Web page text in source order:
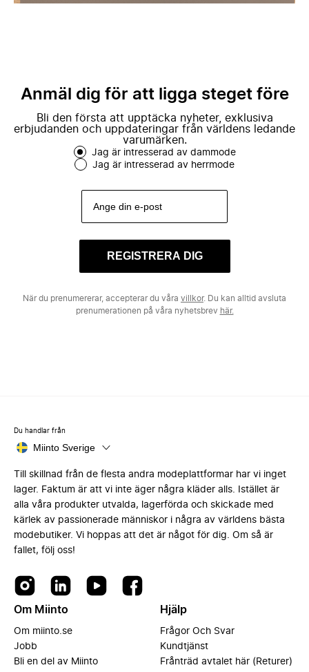
Anmäl dig för att ligga steget före
Bli den första att upptäcka nyheter, exklusiva
erbjudanden och uppdateringar från världens ledande
varumärken.
Jag är intresserad av dammode
Jag är intresserad av herrmode
REGISTRERA DIG
När du prenumererar, accepterar du våra villkor. Du kan alltid avsluta
prenumerationen på våra nyhetsbrev här.
Du handlar från
Miinto Sverige
Till skillnad från de flesta andra modeplattformar har vi inget
lager. Faktum är att vi inte äger några kläder alls. Istället är
alla våra produkter utvalda, lagerförda och skickade med
kärlek av passionerade människor i några av världens bästa
modebutiker. Vi hoppas att det är något för dig. Om så är
fallet, följ oss!
Om Miinto
Om miinto.se
Jobb
Bli en del av Miinto
Hjälp
Frågor Och Svar
Kundtjänst
Frånträd avtalet här (Returer)